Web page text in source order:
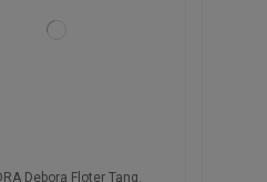
Debora Floter Tang.